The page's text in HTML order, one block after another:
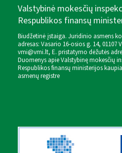
Valstybinė mokesčių
Respublikos finansų
Biudžetinė įstaiga. Juridinio asmens
adresas: Vasario 16-osios g. 14, 01107
vmi@vmi.lt, E. pristatymo dėžutės
Duomenys apie Valstybinę mokesčių
Respublikos finansų ministerijos
asmenų registre